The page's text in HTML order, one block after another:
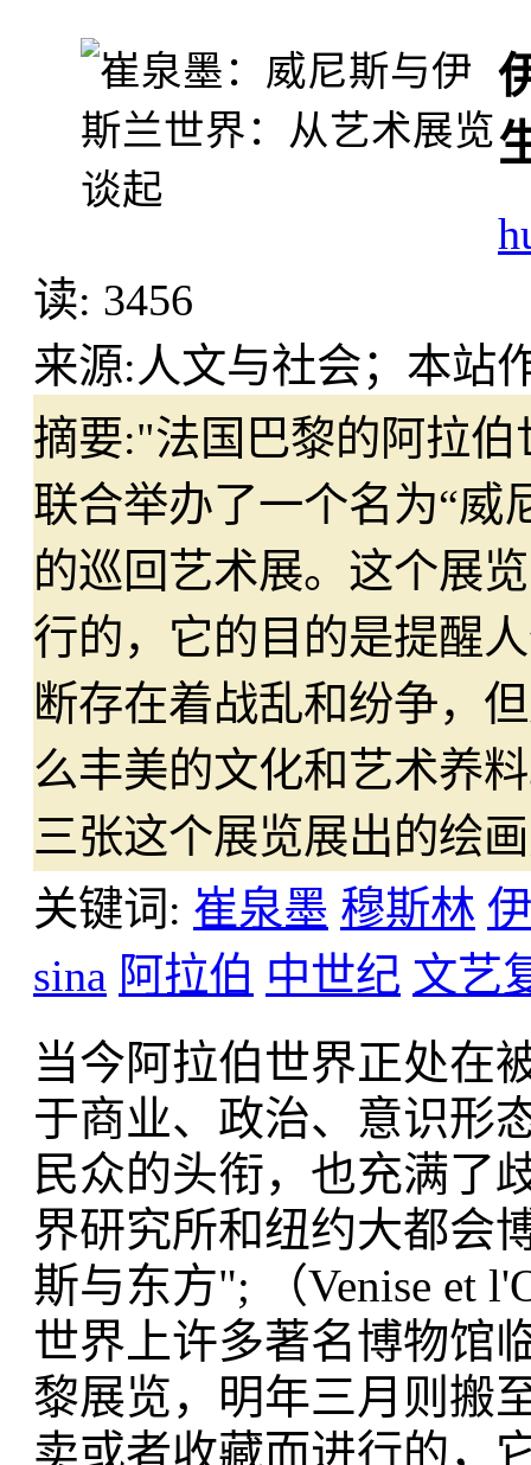
读: 3456
来源:人文与社会；本站
摘要:"法国巴黎的阿拉
联合举办了一个名为“威
的巡回艺术展。这个展
行的，它的目的是提醒
断存在着战乱和纷争，
么丰美的文化和艺术养
三张这个展览展出的绘
关键词: 崔泉墨 穆斯林
sina 阿拉伯 中世纪 文艺
当今阿拉伯世界正处在
于商业、政治、意识形
民众的头衔，也充满了
界研究所和纽约大都会
斯与东方"; （Venise et
世界上许多著名博物馆
黎展览，明年三月则搬
卖或者收藏而进行的，